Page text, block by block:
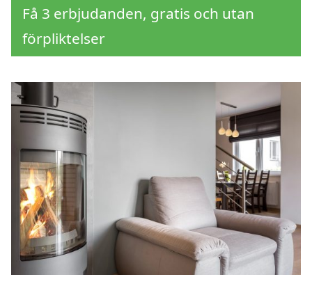
Få 3 erbjudanden, gratis och utan
förpliktelser